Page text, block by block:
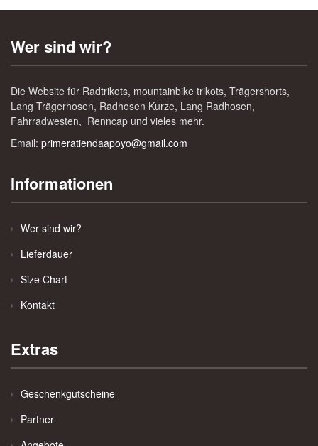
Wer sind wir?
Die Website für Radtrikots, mountainbike trikots, Trägershorts,
Lang Trägerhosen, Radhosen Kurze, Lang Radhosen,
Fahrradwesten, Renncap und vieles mehr.
Email: primeratiendaapoyo@gmail.com
Informationen
Wer sind wir?
Lieferdauer
Size Chart
Kontakt
Extras
Geschenkgutscheine
Partner